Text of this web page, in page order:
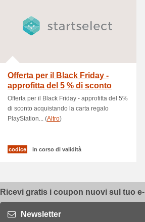
Offerta per il Black Friday -
approfitta del 5 % di sconto
acquistan.
Offerta per il Black Friday - approfitta del 5%
di sconto acquistando la carta regalo
PlayStation... (Altro)
codice in corso di validità
Ricevi gratis i coupon nuovi sul tuo
Newsletter